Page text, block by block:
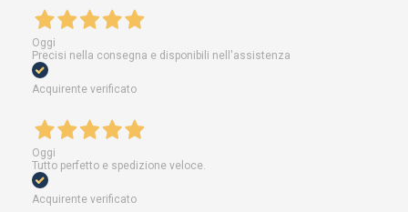
Oggi
Precisi nella consegna e disponibili nell'assistenza
Acquirente verificato
Oggi
Tutto perfetto e spedizione veloce.
Acquirente verificato